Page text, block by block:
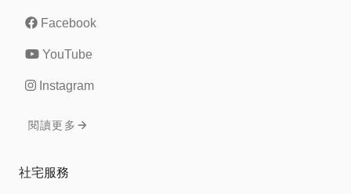
Facebook
YouTube
Instagram
閱讀更多
社宅服務